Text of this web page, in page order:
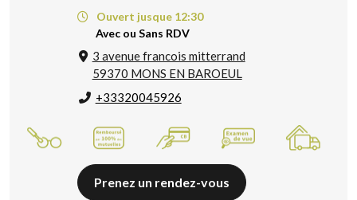
Ouvert jusque 12:30
Avec ou Sans RDV
3 avenue francois mitterrand
59370 MONS EN BAROEUL
+33320045926
Prenez un rendez-vous